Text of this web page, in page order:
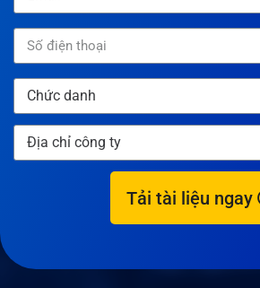
Tải tài liệu ngay